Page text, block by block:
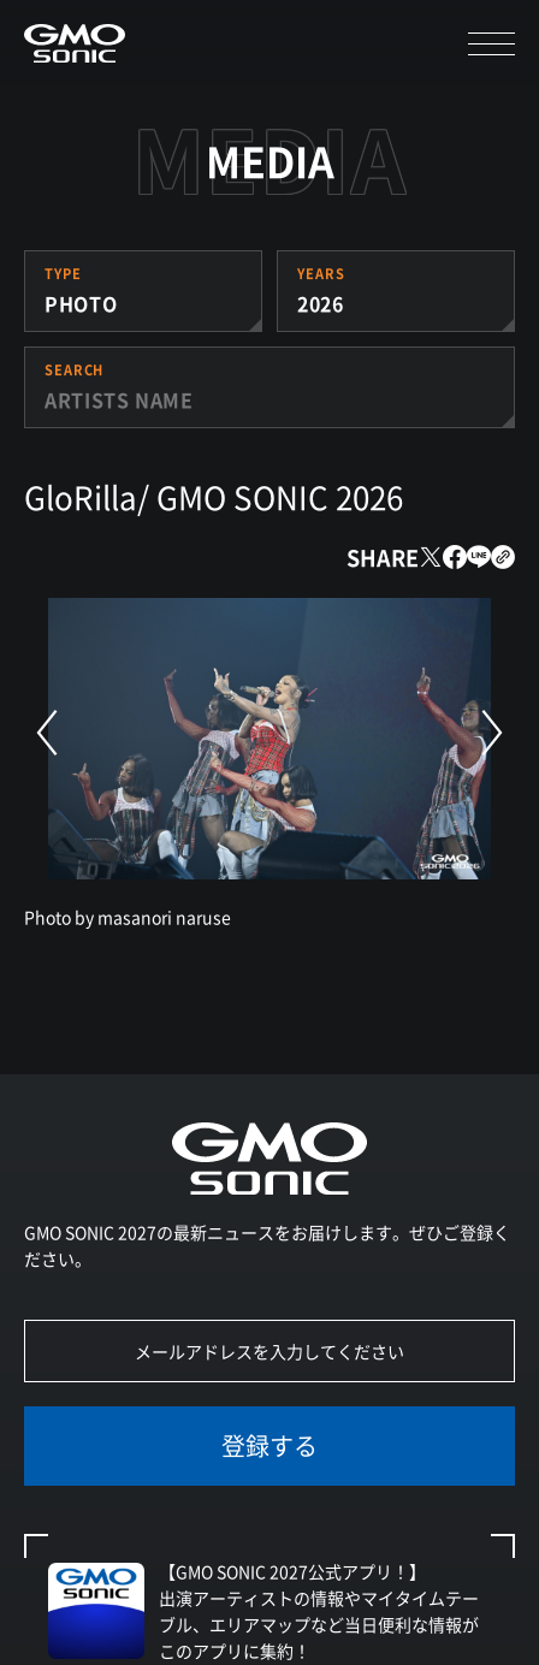
MEDIA
TYPE
PHOTO
YEARS
2026
SEARCH
GloRilla/ GMO SONIC 2026
SHARE
Photo by masanori naruse
GMO SONIC 2027の最新ニュースをお届けします。ぜひご登録く
ださい。
登録する
【GMO SONIC 2027公式アプリ！】
出演アーティストの情報やマイタイムテー
ブル、エリアマップなど当日便利な情報が
このアプリに集約！